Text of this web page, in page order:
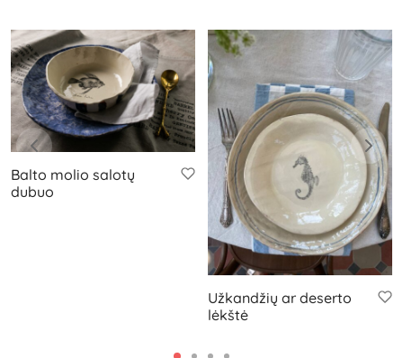
Balto molio salotų
dubuo
Užkandžių ar deserto
lėkštė